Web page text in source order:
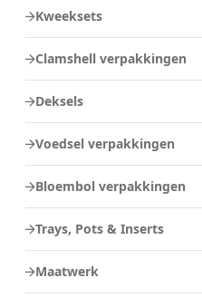
Kweeksets
Clamshell verpakkingen
Deksels
Voedsel verpakkingen
Bloembol verpakkingen
Trays, Pots & Inserts
Maatwerk